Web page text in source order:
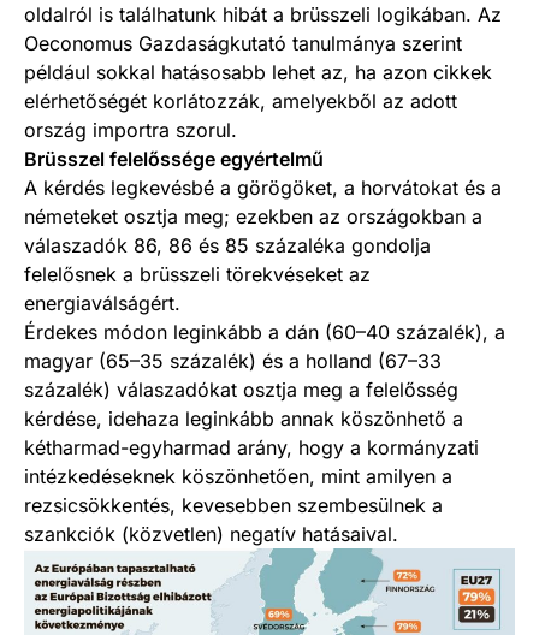
oldalról is találhatunk hibát a brüsszeli logikában. Az
Oeconomus Gazdaságkutató tanulmánya szerint
például sokkal hatásosabb lehet az, ha azon cikkek
elérhetőségét korlátozzák, amelyekből az adott
ország importra szorul.
Brüsszel felelőssége egyértelmű
A kérdés legkevésbé a görögöket, a horvátokat és a
németeket osztja meg; ezekben az országokban a
válaszadók 86, 86 és 85 százaléka gondolja
felelősnek a brüsszeli törekvéseket az
energiaválságért.
Érdekes módon leginkább a dán (60–40 százalék), a
magyar (65–35 százalék) és a holland (67–33
százalék) válaszadókat osztja meg a felelősség
kérdése, idehaza leginkább annak köszönhető a
kétharmad-egyharmad arány, hogy a kormányzati
intézkedéseknek köszönhetően, mint amilyen a
rezsicsökkentés, kevesebben szembesülnek a
szankciók (közvetlen) negatív hatásaival.